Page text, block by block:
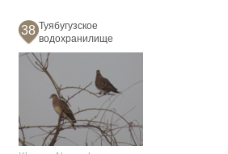
38 Туябугузское
водохранилище